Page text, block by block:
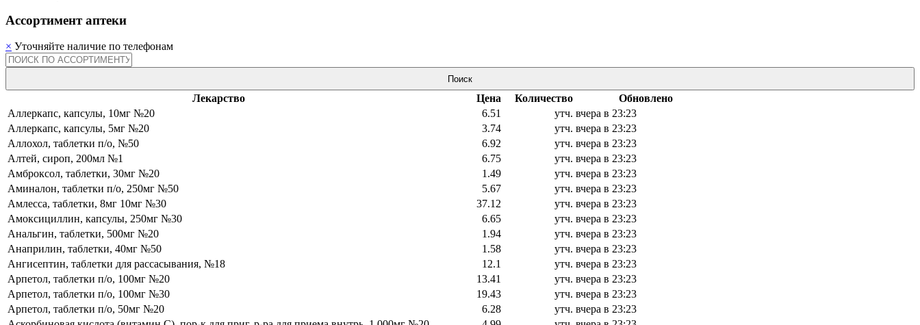
Ассортимент аптеки
× Уточняйте наличие по телефонам
Поиск
Лекарство Цена Количество
Обновлено
Аллеркапс, капсулы, 10мг №20
6.51 утч. вчера в 23:23
Аллеркапс, капсулы, 5мг №20
3.74 утч. вчера в 23:23
Аллохол, таблетки п/о, №50
6.92 утч. вчера в 23:23
Алтей, сироп, 200мл №1
6.75 утч. вчера в 23:23
Амброксол, таблетки, 30мг №20
1.49 утч. вчера в 23:23
Аминалон, таблетки п/о, 250мг №50
5.67 утч. вчера в 23:23
Амлесса, таблетки, 8мг 10мг №30
37.12 утч. вчера в 23:23
Амоксициллин, капсулы, 250мг №30
6.65 утч. вчера в 23:23
Анальгин, таблетки, 500мг №20
1.94 утч. вчера в 23:23
Анаприлин, таблетки, 40мг №50
1.58 утч. вчера в 23:23
Ангисептин, таблетки для рассасывания, №18
12.1 утч. вчера в 23:23
Арпетол, таблетки п/о, 100мг №20
13.41 утч. вчера в 23:23
Арпетол, таблетки п/о, 100мг №30
19.43 утч. вчера в 23:23
Арпетол, таблетки п/о, 50мг №20
6.28 утч. вчера в 23:23